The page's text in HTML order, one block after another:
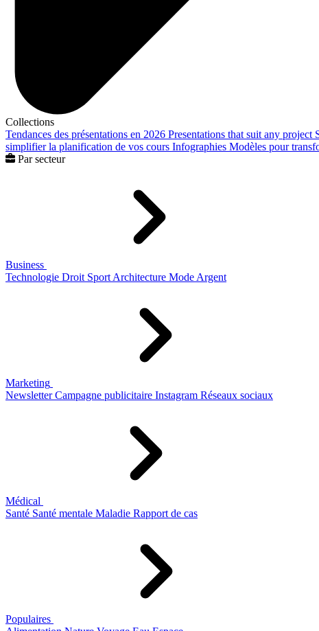
Collections
Tendances des présentations en 2026 Presentations that suit any project
simplifier la planification de vos cours Infographies Modèles pour
Par secteur
Business
Technologie Droit Sport Architecture Mode Argent
Marketing
Newsletter Campagne publicitaire Instagram Réseaux sociaux
Médical
Santé Santé mentale Maladie Rapport de cas
Populaires